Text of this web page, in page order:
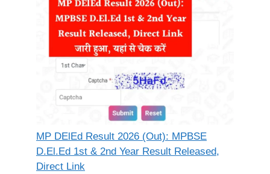
MP DElEd Result 2026 (Out): MPBSE
D.El.Ed 1st & 2nd Year Result Released,
Direct Link